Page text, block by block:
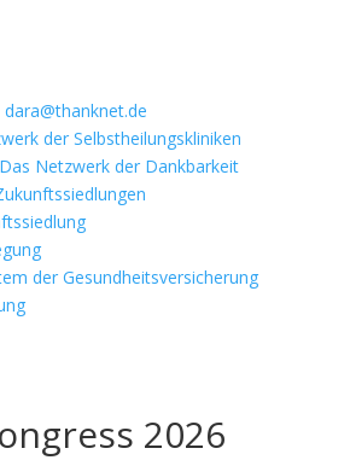
dara@thanknet.de
der Selbstheilungskliniken
der Gesundheitsversicherung
2026